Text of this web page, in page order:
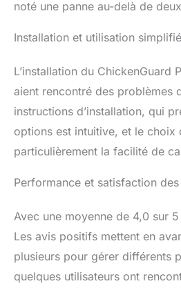
noté une panne au-delà de
Installation et utilisation
L’installation du
aient rencontré des problèmes
instructions d’installation, qui
options est intuitive, et le choix
particulièrement la facilité de
Performance et satisfaction
Avec une moyenne de 4,0 sur
Les avis positifs mettent en
plusieurs pour gérer différents
quelques utilisateurs ont